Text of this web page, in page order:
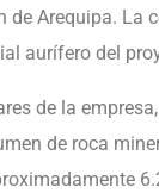
de Arequipa. La
aurífero del
de la
de roca